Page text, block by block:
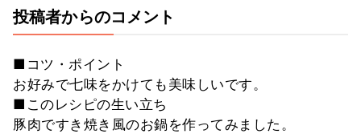
投稿者からのコメント
■コツ・ポイント
お好みで七味をかけても美味しいです。
■このレシピの生い立ち
豚肉ですき焼き風のお鍋を作ってみました。